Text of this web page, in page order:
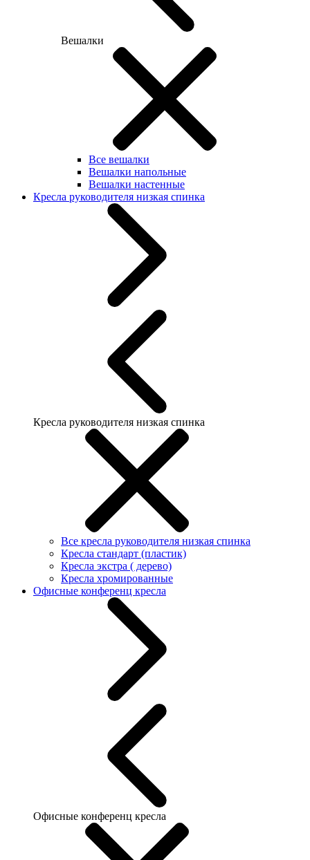
Вешалки
Все вешалки
Вешалки напольные
Вешалки настенные
Кресла руководителя низкая спинка
Кресла руководителя низкая спинка
Все кресла руководителя низкая спинка
Кресла стандарт (пластик)
Кресла экстра ( дерево)
Кресла хромированные
Офисные конференц кресла
Офисные конференц кресла